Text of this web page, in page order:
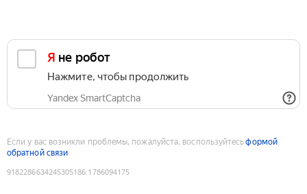
Я не робот
Нажмите, чтобы продолжить
Yandex SmartCaptcha
Если у вас возникли проблемы, пожалуйста, воспользуйтесьформой
обратной связи
9182286634245305186:1786094175